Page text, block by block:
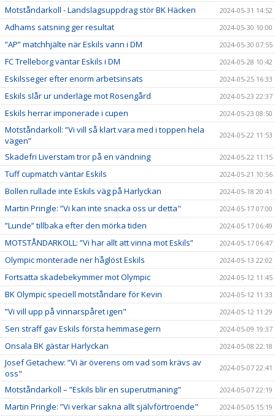
Motståndarkoll - Landslagsuppdrag stör BK Häcken 2024-05-31 14:52
Adhams satsning ger resultat 2024-05-30 10:00
”AP” matchhjälte när Eskils vann i DM 2024-05-30 07:55
FC Trelleborg väntar Eskils i DM 2024-05-28 10:42
Eskilsseger efter enorm arbetsinsats 2024-05-25 16:33
Eskils slår ur underläge mot Rosengård 2024-05-23 22:37
Eskils herrar imponerade i cupen 2024-05-23 08:50
Motståndarkoll: ”Vi vill så klart vara med i toppen hela
vägen”
2024-05-22 11:53
Skadefri Liverstam tror på en vändning 2024-05-22 11:15
Tuff cupmatch väntar Eskils 2024-05-21 10:56
Bollen rullade inte Eskils väg på Harlyckan 2024-05-18 20:41
Martin Pringle: ”Vi kan inte snacka oss ur detta" 2024-05-17 07:00
”Lunde” tillbaka efter den mörka tiden 2024-05-17 06:49
MOTSTÅNDARKOLL: ”Vi har allt att vinna mot Eskils” 2024-05-17 06:47
Olympic monterade ner håglöst Eskils 2024-05-13 22:02
Fortsatta skadebekymmer mot Olympic 2024-05-12 11:45
BK Olympic speciell motståndare för Kevin 2024-05-12 11:33
”Vi vill upp på vinnarspåret igen" 2024-05-12 11:29
Sen straff gav Eskils första hemmasegern 2024-05-09 19:37
Onsala BK gästar Harlyckan 2024-05-08 22:18
Josef Getachew: ”Vi är överens om vad som krävs av
oss"
2024-05-07 22:41
Motståndarkoll – ”Eskils blir en superutmaning" 2024-05-07 22:19
Martin Pringle: ”Vi verkar sakna allt självförtroende" 2024-05-05 15:19